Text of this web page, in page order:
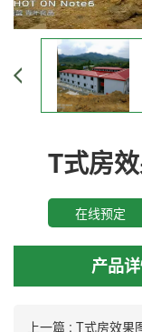
T式房
在线预定
产品
上一篇 : T式房效果